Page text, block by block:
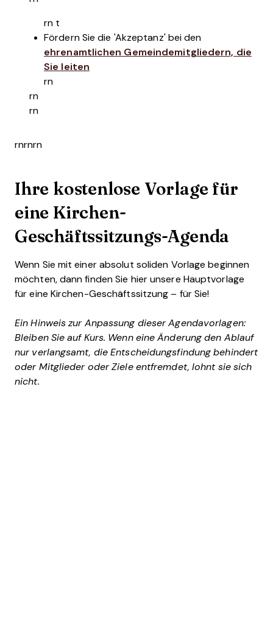
rn t
Fördern Sie die 'Akzeptanz' bei den
ehrenamtlichen Gemeindemitgliedern, die
Sie leiten
rn
rn
rn
rnrnrn
Ihre kostenlose Vorlage für
eine Kirchen-
Geschäftssitzungs-Agenda
Wenn Sie mit einer absolut soliden Vorlage beginnen
möchten, dann finden Sie hier unsere Hauptvorlage
für eine Kirchen-Geschäftssitzung – für Sie!
Ein Hinweis zur Anpassung dieser Agendavorlagen:
Bleiben Sie auf Kurs. Wenn eine Änderung den Ablauf
nur verlangsamt, die Entscheidungsfindung behindert
oder Mitglieder oder Ziele entfremdet, lohnt sie sich
nicht.